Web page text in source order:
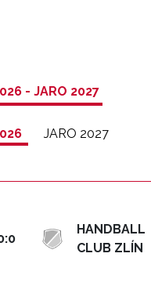
- JARO 2027
JARO 2027
HANDBALL
CLUB ZLÍN